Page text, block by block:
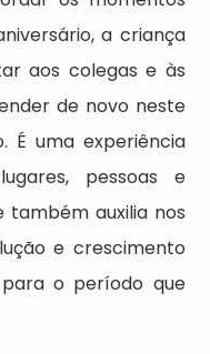
a criança
aos colegas e às
de novo neste
É uma experiência
pessoas e
auxilia nos
e crescimento
o período que